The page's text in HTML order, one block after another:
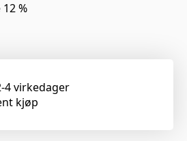
%
4 virkedager
kjøp